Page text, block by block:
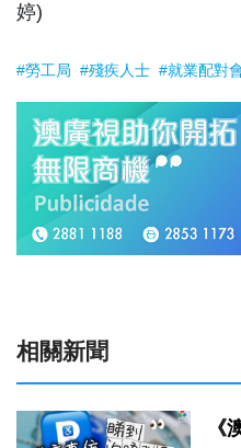
婷)
#勞工局 #殘疾人士 #就業配對
相關新聞
《